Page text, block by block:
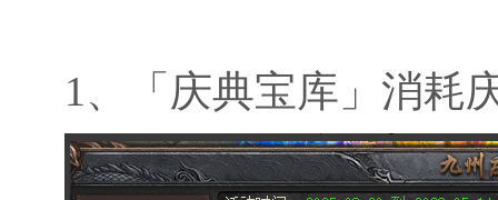
1、 「庆典宝库」消耗